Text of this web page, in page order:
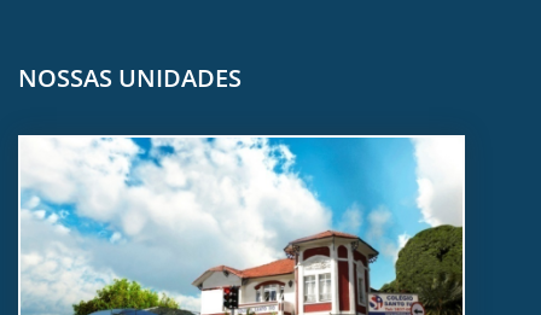
NOSSAS UNIDADES